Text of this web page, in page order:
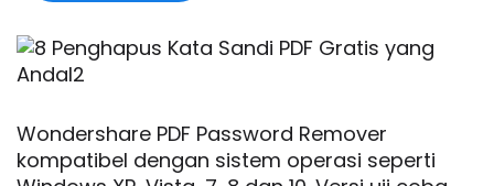
Wondershare PDF Password Remover
kompatibel dengan sistem operasi seperti